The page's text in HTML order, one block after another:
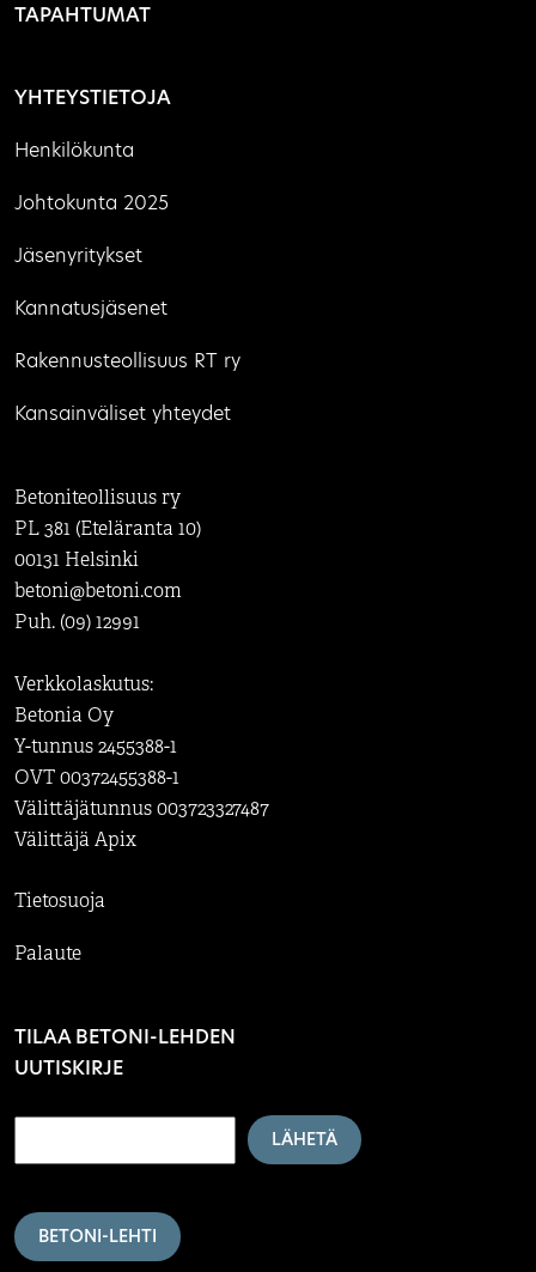
TAPAHTUMAT
YHTEYSTIETOJA
Henkilökunta
Johtokunta 2025
Jäsenyritykset
Kannatusjäsenet
Rakennusteollisuus RT ry
Kansainväliset yhteydet
Betoniteollisuus ry
PL 381 (Eteläranta 10)
00131 Helsinki
betoni@betoni.com
Puh. (09) 12991
Verkkolaskutus:
Betonia Oy
Y-tunnus 2455388-1
OVT 00372455388-1
Välittäjätunnus 003723327487
Välittäjä Apix
Tietosuoja
Palaute
TILAA BETONI-LEHDEN
UUTISKIRJE
LÄHETÄ
BETONI-LEHTI